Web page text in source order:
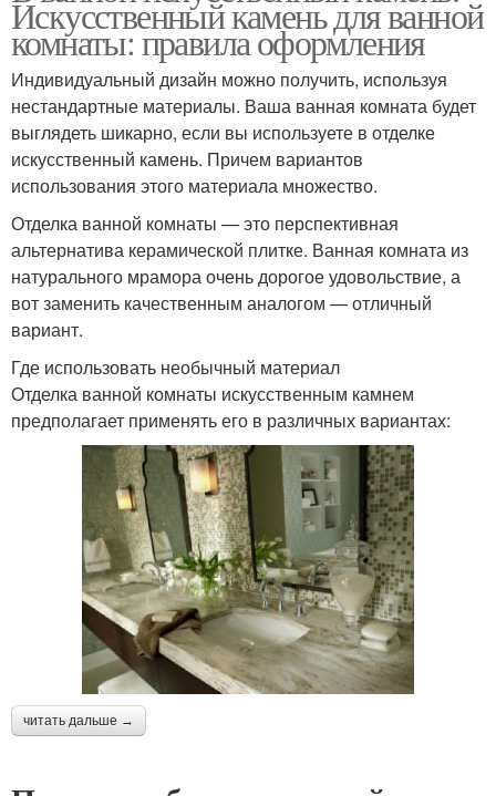
Искусственный камень для ванной
комнаты: правила оформления
Индивидуальный дизайн можно получить, используя
нестандартные материалы. Ваша ванная комната будет
выглядеть шикарно, если вы используете в отделке
искусственный камень. Причем вариантов
использования этого материала множество.
Отделка ванной комнаты — это перспективная
альтернатива керамической плитке. Ванная комната из
натурального мрамора очень дорогое удовольствие, а
вот заменить качественным аналогом — отличный
вариант.
Где использовать необычный материал
Отделка ванной комнаты искусственным камнем
предполагает применять его в различных вариантах:
читать дальше →